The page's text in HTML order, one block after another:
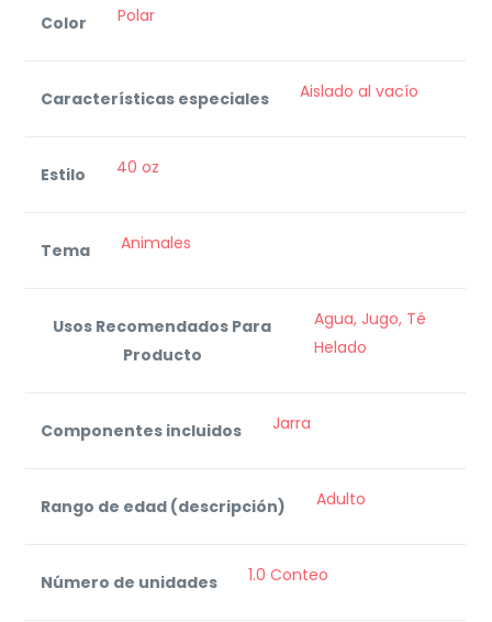
Color Polar
Características especiales Aislado al vacío
Estilo ‎40 oz
Tema Animales
Usos Recomendados Para
Producto
Agua, Jugo, Té
Helado
Componentes incluidos Jarra
Rango de edad (descripción) Adulto
Número de unidades 1.0 Conteo